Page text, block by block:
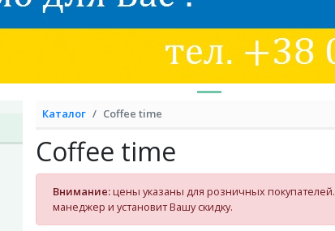
Каталог Coffee time
Coffee time
Внимание:цены указаны для розничных покупателей.
манеджер и установит Вашу скидку.